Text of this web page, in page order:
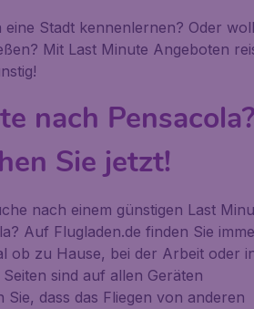
eine Stadt kennenlernen? Oder
Mit Last Minute Angeboten
nach
Sie jetzt!
nach einem günstigen Last
Auf Flugladen.de finden Sie
ob zu Hause, bei der Arbeit oder
sind auf allen Geräten
Sie, dass das Fliegen von anderen